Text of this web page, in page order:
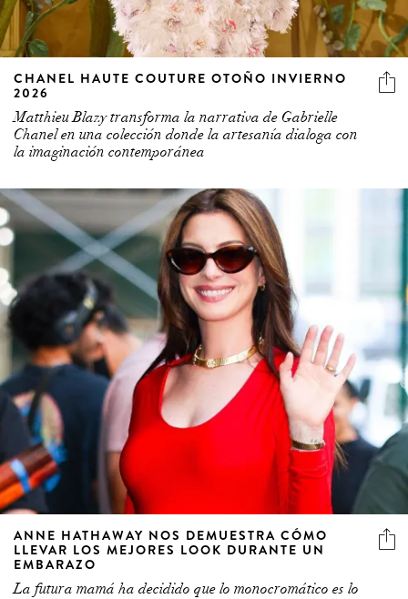
CHANEL HAUTE COUTURE OTOÑO INVIERNO
2026
Matthieu Blazy transforma la narrativa de Gabrielle
Chanel en una colección donde la artesanía dialoga con
la imaginación contemporánea
ANNE HATHAWAY NOS DEMUESTRA CÓMO
LLEVAR LOS MEJORES LOOK DURANTE UN
EMBARAZO
La futura mamá ha decidido que lo monocromático es lo
de hoy